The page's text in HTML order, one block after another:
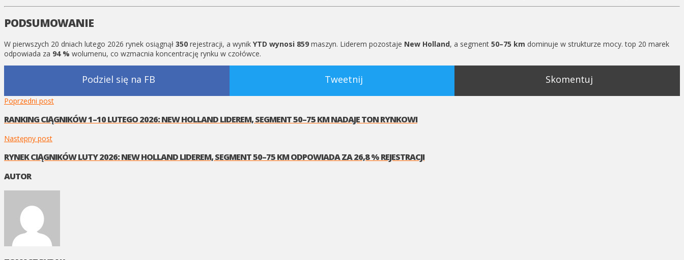
PODSUMOWANIE
W pierwszych 20 dniach lutego 2026 rynek osiągnął 350 rejestracji, a wynik YTD wynosi 859 maszyn. Liderem pozostaje New Holland, a segment 50–75 km dominuje w strukturze mocy. top 20 marek
odpowiada za 94 % wolumenu, co wzmacnia koncentrację rynku w czołówce.
Podziel się na FB Tweetnij Skomentuj
Poprzedni post
RANKING CIĄGNIKÓW 1–10 LUTEGO 2026: NEW HOLLAND LIDEREM, SEGMENT 50–75 KM NADAJE TON RYNKOWI
Następny post
RYNEK CIĄGNIKÓW LUTY 2026: NEW HOLLAND LIDEREM, SEGMENT 50–75 KM ODPOWIADA ZA 26,8 % REJESTRACJI
AUTOR